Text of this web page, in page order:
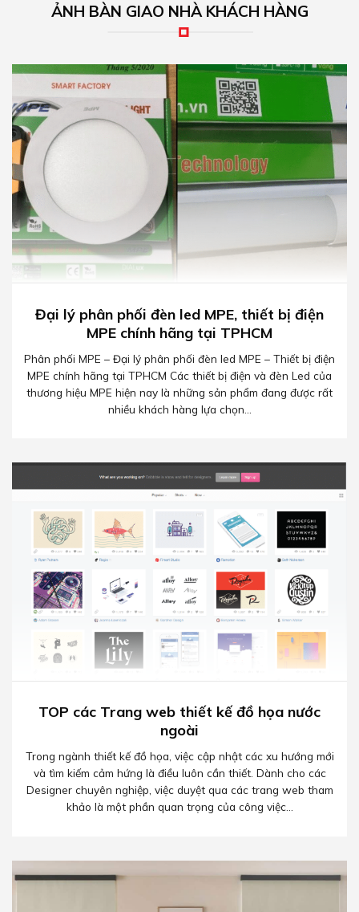
ẢNH BÀN GIAO NHÀ KHÁCH HÀNG
Đại lý phân phối đèn led MPE, thiết bị điện
MPE chính hãng tại TPHCM
Phân phối MPE – Đại lý phân phối đèn led MPE – Thiết bị điện
MPE chính hãng tại TPHCM Các thiết bị điện và đèn Led của
thương hiệu MPE hiện nay là những sản phẩm đang được rất
nhiều khách hàng lựa chọn...
TOP các Trang web thiết kế đồ họa nước
ngoài
Trong ngành thiết kế đồ họa, việc cập nhật các xu hướng mới
và tìm kiếm cảm hứng là điều luôn cần thiết. Dành cho các
Designer chuyên nghiệp, việc duyệt qua các trang web tham
khảo là một phần quan trọng của công việc...